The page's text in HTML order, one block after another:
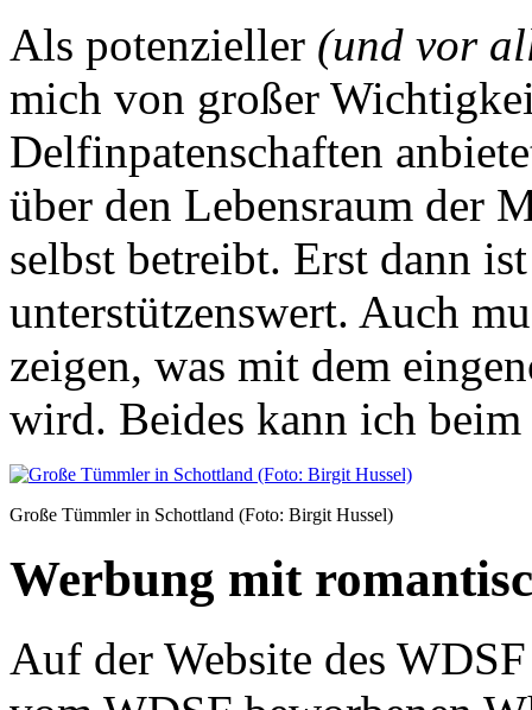
Als potenzieller (und vor
mich von großer
Delfinpatenschaften
über den Lebensraum der
selbst betreibt. Erst dann
unterstützenswert. Auch
zeigen, was mit dem
wird. Beides kann ich
Große Tümmler in Schottland (Foto: Birgit Hussel)
Werbung mit
Auf der Website des